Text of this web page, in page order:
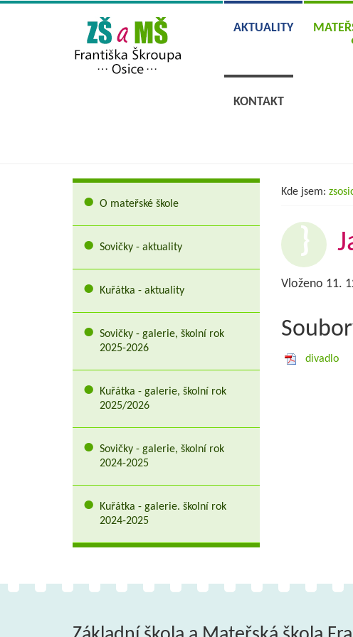
AKTUALITY
KONTAKT
Kde jsem:
Vloženo 11.
divadlo
O mateřské škole
Sovičky - aktuality
Kuřátka - aktuality
Sovičky - galerie, školní rok
2025-2026
Kuřátka - galerie, školní rok
2025/2026
Sovičky - galerie, školní rok
2024-2025
Kuřátka - galerie. školní rok
2024-2025